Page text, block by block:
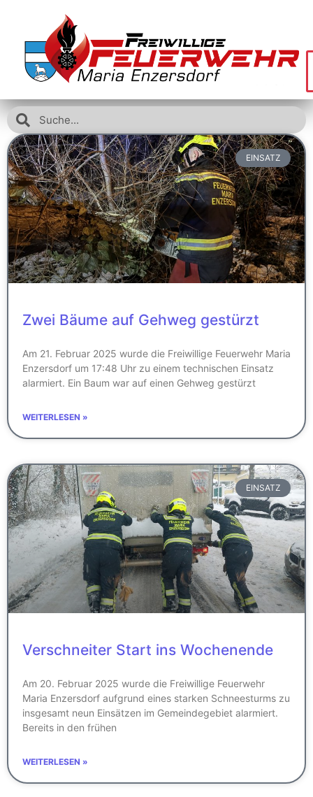
EINSATZ
Zwei Bäume auf Gehweg gestürzt
Am 21. Februar 2025 wurde die Freiwillige Feuerwehr Maria
Enzersdorf um 17:48 Uhr zu einem technischen Einsatz
alarmiert. Ein Baum war auf einen Gehweg gestürzt
WEITERLESEN »
EINSATZ
Verschneiter Start ins Wochenende
Am 20. Februar 2025 wurde die Freiwillige Feuerwehr
Maria Enzersdorf aufgrund eines starken Schneesturms zu
insgesamt neun Einsätzen im Gemeindegebiet alarmiert.
Bereits in den frühen
WEITERLESEN »